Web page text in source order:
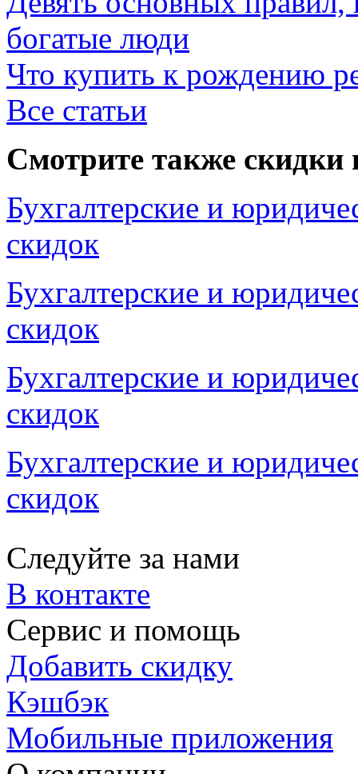
богатые люди
Что купить к рождению
Все статьи
Смотрите также скидки
Бухгалтерские и
скидок
Бухгалтерские и
скидок
Бухгалтерские и
скидок
Бухгалтерские и
скидок
Следуйте за нами
В контакте
Сервис и помощь
Добавить скидку
Кэшбэк
Мобильные приложения